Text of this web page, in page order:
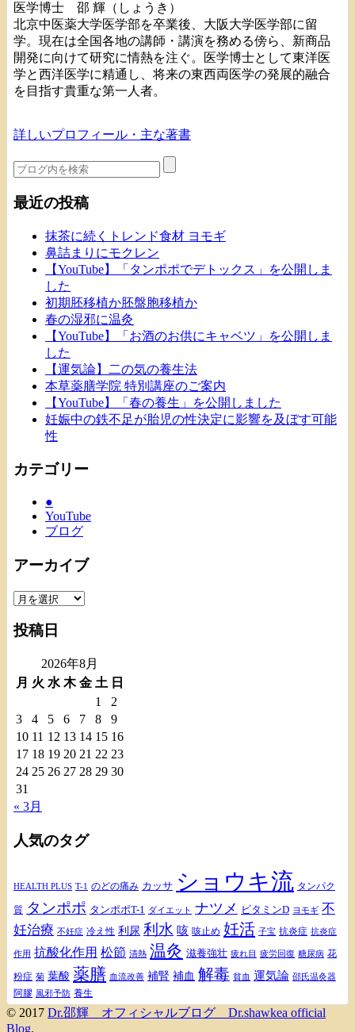
医学博士 邵 輝（しょうき）
北京中医薬大学医学部を卒業後、大阪大学医学部に留
学。現在は全国各地の講師・講演を務める傍ら、新商品
開発に向けて研究に情熱を注ぐ。医学博士として東洋医
学と西洋医学に精通し、将来の東西両医学の発展的融合
を目指す貴重な第一人者。
詳しいプロフィール・主な著書
最近の投稿
抹茶に続くトレンド食材 ヨモギ
鼻詰まりにモクレン
【YouTube】「タンポポでデトックス」を公開しま
した
初期胚移植か胚盤胞移植か
春の湿邪に温灸
【YouTube】「お酒のお供にキャベツ」を公開しま
した
【運気論】二の気の養生法
本草薬膳学院 特別講座のご案内
【YouTube】「春の養生」を公開しました
妊娠中の鉄不足が胎児の性決定に影響を及ぼす可能
性
カテゴリー
●
YouTube
ブログ
アーカイブ
ア
カ
投稿日
2026年8月
月 火 水 木 金 土 日
1
2
3
4 5 6 7 8
9
10 11 12 13 14 15 16
17 18 19 20 21 22 23
24 25 26 27 28 29 30
31
« 3月
人気のタグ
HEALTH PLUS T-1 のどの痛み カッサ ショウキ流 タンパク
質 タンポポ タンポポT-1 ダイエット ナツメ ビタミンD ヨモギ 不
妊治療 不妊症 冷え性 利尿 利水 咳 咳止め 妊活 子宝 抗炎症 抗炎症
作用 抗酸化作用 松節 清熱 温灸 滋養強壮 疲れ目 疲労回復 糖尿病 花
粉症 菊 葉酸 薬膳 血流改善 補腎 補血 解毒 貧血 運気論 邵氏温灸器
阿膠 風邪予防 養生
© 2017 Dr.邵輝 オフィシャルブログ Dr.shawkea official
Blog.